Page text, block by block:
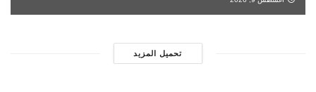
تحميل المزيد